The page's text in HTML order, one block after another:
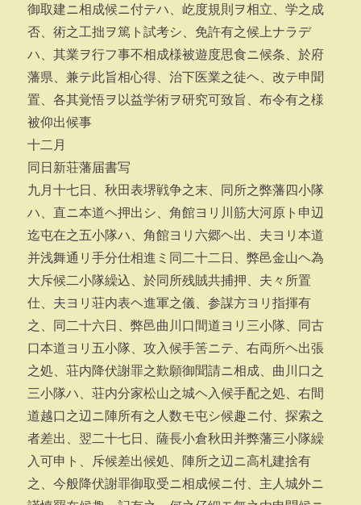
御取建ニ相成候ニ付テハ、屹度規則ヲ相立、学之成
否、術之工拙ヲ篤ト試考シ、免許有之候上ナラデ
ハ、其業ヲ行フ事不相成様被遊度思食ニ候条、於府
藩県、兼テ此旨相心得、治下医業之徒ヘ、改テ申聞
置、各其覚悟ヲ以益学術ヲ研究可致旨、布令有之様
被仰出候事
十二月
同日新荘藩届書写
九月十七日、秋田表堺戦争之末、同所之弊藩四小隊
ハ、直ニ本道ヘ押出シ、角館ヨリ川筋大河原ト申辺
迄屯在之五小隊ハ、角館ヨリ六郷ヘ出、夫ヨリ本道
并浅舞通リ手分仕相進ミ同二十二日、弊邑金山ヘ為
大斥候二小隊繰込、於同所残賊共捕押、夫々所置
仕、夫ヨリ荘内表ヘ進軍之儀、参謀方ヨリ指揮有
之、同二十六日、弊邑曲川口間道ヨリ三小隊、同古
口本道ヨリ五小隊、攻入候手筈ニテ、右両所ヘ出張
之処、荘内降伏謝罪之歎願御聞請ニ相成、曲川口之
三小隊ハ、荘内分家松山之城ヘ入候手配之処、右間
道越口之辺ニ陣所有之人数モ屯シ候趣ニ付、探索之
者差出、翌二十七日、薩長小倉秋田并弊藩三小隊繰
入可申ト、斥候差出候処、陣所之辺ニ高札建捨有
之、今般降伏謝罪御取受ニ相成候ニ付、主人城外ニ